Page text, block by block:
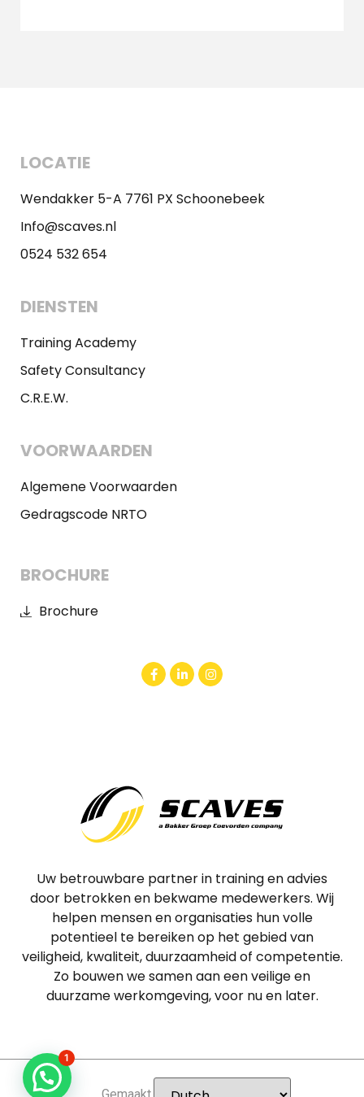
LOCATIE
Wendakker 5-A 7761 PX Schoonebeek
Info@scaves.nl
0524 532 654
DIENSTEN
Training Academy
Safety Consultancy
C.R.E.W.
VOORWAARDEN
Algemene Voorwaarden
Gedragscode NRTO
BROCHURE
Brochure
Uw betrouwbare partner in training en advies
door betrokken en bekwame medewerkers. Wij
helpen mensen en organisaties hun volle
potentieel te bereiken op het gebied van
veiligheid, kwaliteit, duurzaamheid of competentie.
Zo bouwen we samen aan een veilige en
duurzame werkomgeving, voor nu en later.
Gemaakt doorSID-Design.nl
1